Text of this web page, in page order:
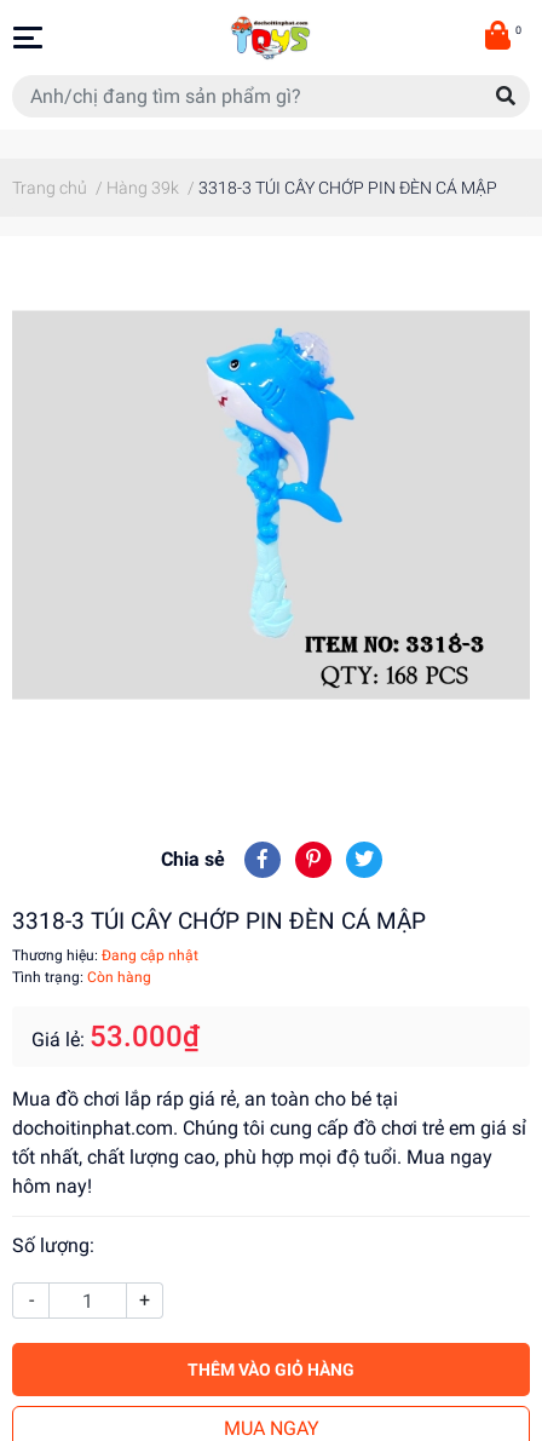
0
Trang chủ / Hàng 39k / 3318-3 TÚI CÂY CHỚP PIN ĐÈN CÁ MẬP
Chia sẻ
3318-3 TÚI CÂY CHỚP PIN ĐÈN CÁ MẬP
Thương hiệu: Đang cập nhật
Tình trạng: Còn hàng
Giá lẻ: 53.000₫
Mua đồ chơi lắp ráp giá rẻ, an toàn cho bé tại
dochoitinphat.com. Chúng tôi cung cấp đồ chơi trẻ em giá sỉ
tốt nhất, chất lượng cao, phù hợp mọi độ tuổi. Mua ngay
hôm nay!
Số lượng:
- +
THÊM VÀO GIỎ HÀNG
MUA NGAY